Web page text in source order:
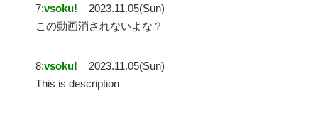
7:vsoku!
2023.11.05(Sun)
この動画消されないよな？
8:vsoku!
2023.11.05(Sun)
This is description